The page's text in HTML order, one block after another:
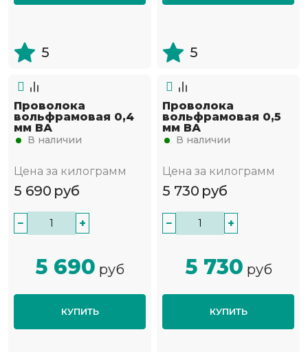
5 5
Проволока
вольфрамовая 0,4
мм ВА
В наличии
Цена за килограмм
5 690 руб
− +
5 690 руб
КУПИТЬ
Проволока
вольфрамовая 0,5
мм ВА
В наличии
Цена за килограмм
5 730 руб
− +
5 730 руб
КУПИТЬ